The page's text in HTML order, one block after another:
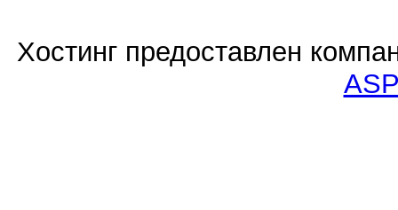
Хостинг предоставлен